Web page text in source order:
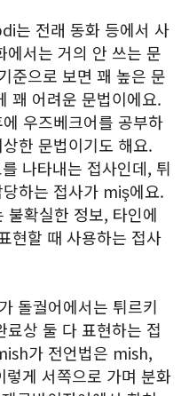
는 전래 동화 등에서 사
에서는 거의 안 쓰는 문
준으로 보면 꽤 높은 문
꽤 어려운 문법이에요.
우즈베크어를 공부하
한 문법이기도 해요.
나타내는 접사인데, 튀
하는 접사가 miş에요.
확실한 정보, 타인에
현할 때 사용하는 접사
돌궐어에서는 튀르키
상 둘 다 표현하는 접
가 전언법은 mish,
게 서쪽으로 가며 분화